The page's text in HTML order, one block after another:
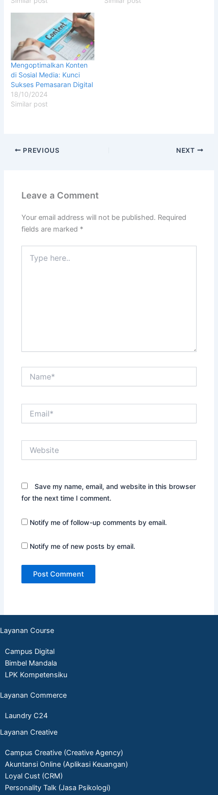
Mengoptimalkan Konten
di Sosial Media: Kunci
Sukses Pemasaran Digital
18/10/2024
Similar post
PREVIOUS NEXT
Leave a Comment
Your email address will not be published. Required
fields are marked *
here..
Save my name, email, and website in this browser
for the next time I comment.
Notify me of follow-up comments by email.
Notify me of new posts by email.
Layanan Course
Campus Digital
Bimbel Mandala
LPK Kompetensiku
Layanan Commerce
Laundry C24
Layanan Creative
Campus Creative (Creative Agency)
Akuntansi Online (Aplikasi Keuangan)
Loyal Cust (CRM)
Personality Talk (Jasa Psikologi)